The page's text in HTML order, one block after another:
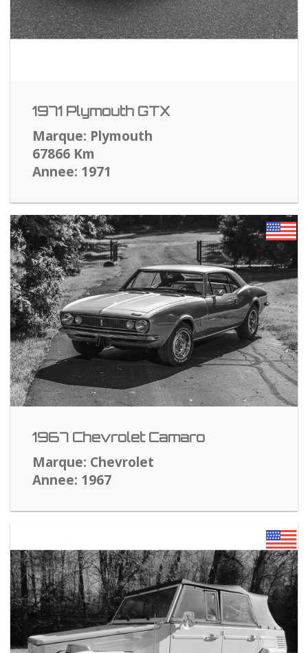
1971 Plymouth GTX
Marque: Plymouth
67866 Km
Annee: 1971
1967 Chevrolet Camaro
Marque: Chevrolet
Annee: 1967